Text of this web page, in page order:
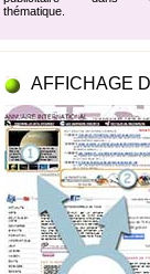
thématique.
AFFICHAGE